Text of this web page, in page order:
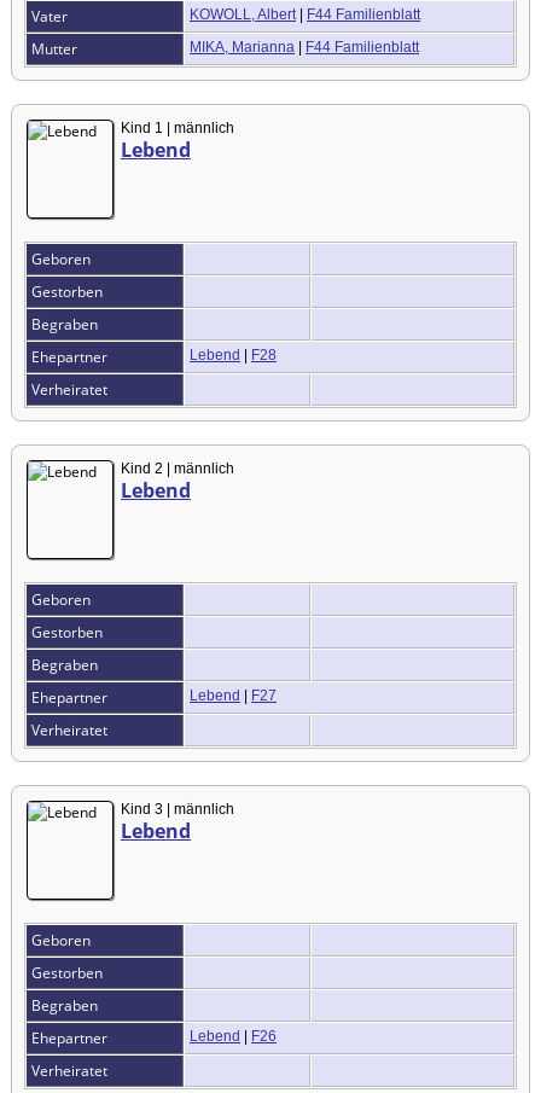
Vater
KOWOLL, Albert | F44 Familienblatt
Mutter MIKA, Marianna | F44 Familienblatt
Kind 1 | männlich
Lebend
Geboren
Gestorben
Begraben
Ehepartner
Lebend | F28
Verheiratet
Kind 2 | männlich
Lebend
Geboren
Gestorben
Begraben
Ehepartner
Lebend | F27
Verheiratet
Kind 3 | männlich
Lebend
Geboren
Gestorben
Begraben
Ehepartner
Lebend | F26
Verheiratet